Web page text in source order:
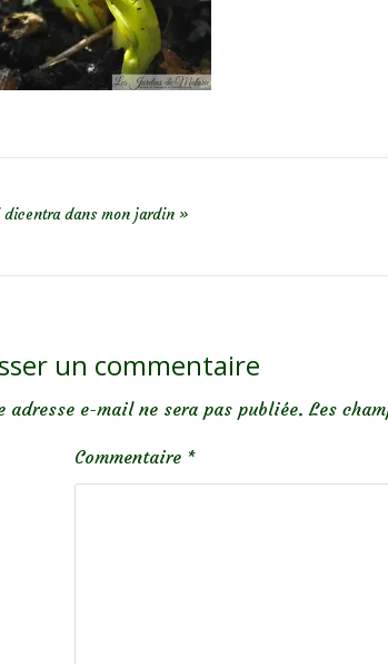
dicentra dans mon jardin »
un commentaire
adresse e-mail ne sera pas publiée. Les
Commentaire *